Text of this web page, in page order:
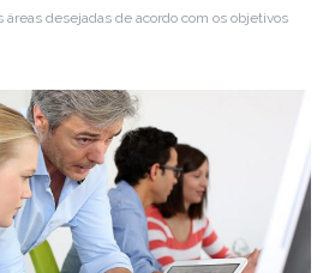
áreas desejadas de acordo com os objetivos